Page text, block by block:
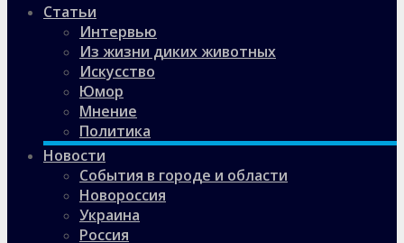
Статьи
Интервью
Из жизни диких животных
Искусство
Юмор
Мнение
Политика
Новости
События в городе и области
Новороссия
Украина
Россия